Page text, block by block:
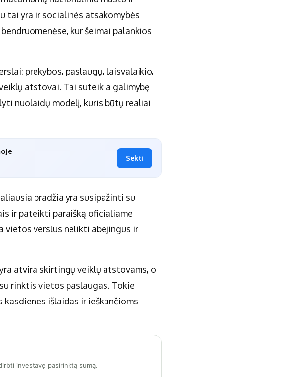
tai yra ir socialinės atsakomybės
kur šeimai palankios
prekybos, paslaugų, laisvalaikio,
atstovai. Tai suteikia galimybę
nuolaidų modelį, kuris būtų realiai
Sekti
pradžia yra susipažinti su
ir pateikti paraišką oficialiame
vietos verslus nelikti abejingus ir
atvira skirtingų veiklų atstovams, o
rinktis vietos paslaugas. Tokie
kasdienes išlaidas ir ieškančioms